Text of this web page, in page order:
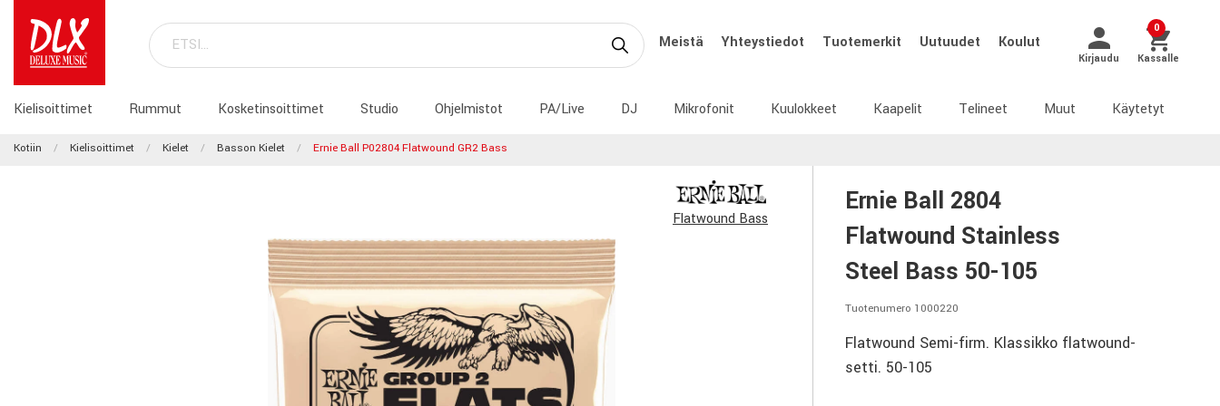
Meistä Yhteystiedot Tuotemerkit Uutuudet Koulut
Kirjaudu
0
Kassalle
Kielisoittimet Rummut Kosketinsoittimet Studio Ohjelmistot PA/Live DJ Mikrofonit Kuulokkeet Kaapelit Telineet Muut Käytetyt
Kotiin Kielisoittimet Kielet Basson Kielet Ernie Ball P02804 Flatwound GR2 Bass
Flatwound Bass
Ernie Ball 2804
Flatwound Stainless
Steel Bass 50-105
Tuotenumero 1000220
Flatwound Semi-firm. Klassikko flatwound-
setti. 50-105